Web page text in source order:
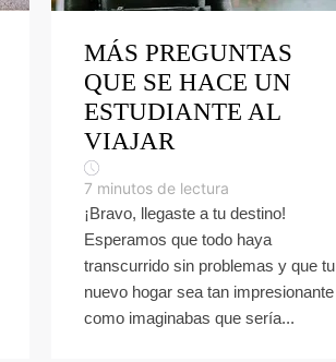
MÁS PREGUNTAS
QUE SE HACE UN
ESTUDIANTE AL
VIAJAR
7 minutos de lectura
¡Bravo, llegaste a tu destino!
Esperamos que todo haya
transcurrido sin problemas y que tu
nuevo hogar sea tan impresionante
como imaginabas que sería...